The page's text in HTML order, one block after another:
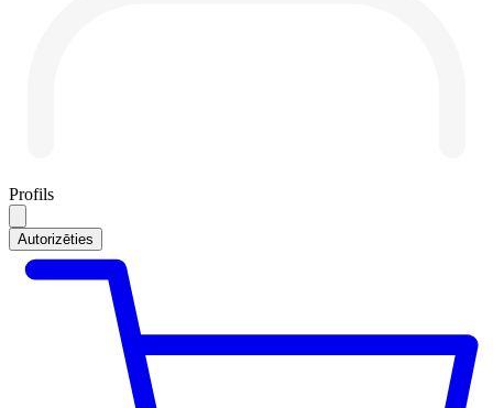
Profils
Autorizēties